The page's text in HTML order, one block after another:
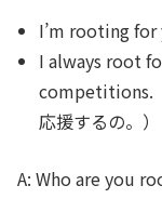
I’m rooting for
I always root
competitions.
応援するの。）
A: Who are you